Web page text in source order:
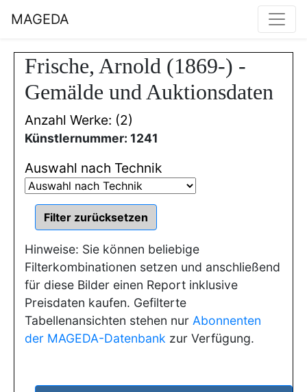
MAGEDA
Frische, Arnold (1869-) -
Gemälde und Auktionsdaten
Anzahl Werke: (2)
Künstlernummer: 1241
Auswahl nach Technik
Hinweise: Sie können beliebige
Filterkombinationen setzen und anschließend
für diese Bilder einen Report inklusive
Preisdaten kaufen. Gefilterte
Tabellenansichten stehen nur Abonnenten
der MAGEDA-Datenbank zur Verfügung.